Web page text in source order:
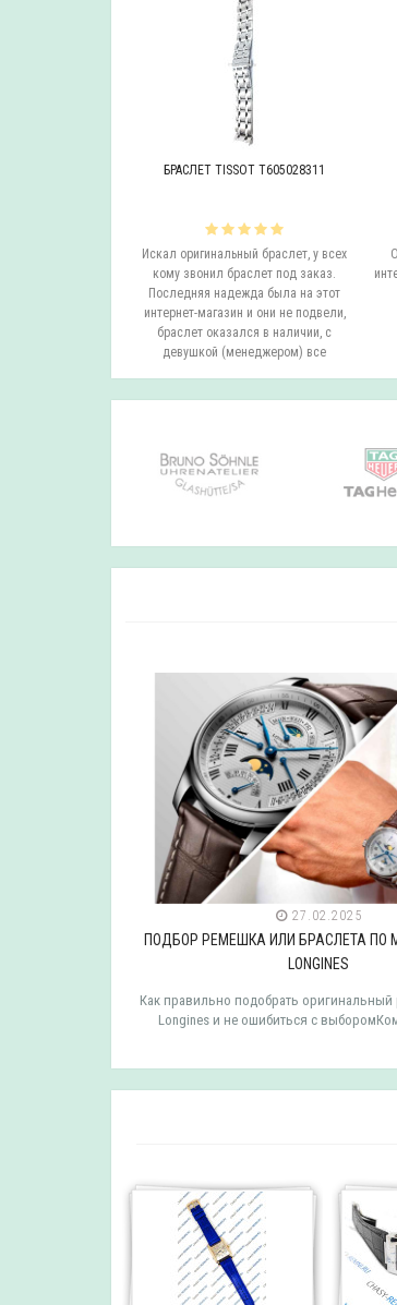
БРАСЛЕТ TISSOT T605028311
Искал оригинальный браслет, у всех
кому звонил браслет под заказ.
Последняя надежда была на этот
интернет-магазин и они не подвели,
браслет оказался в наличии, с
девушкой (менеджером) все
27.02.2025
ПОДБОР РЕМЕШКА ИЛИ БРАСЛЕТА ПО
LONGINES
Как правильно подобрать оригинальный
Longines и не ошибиться с